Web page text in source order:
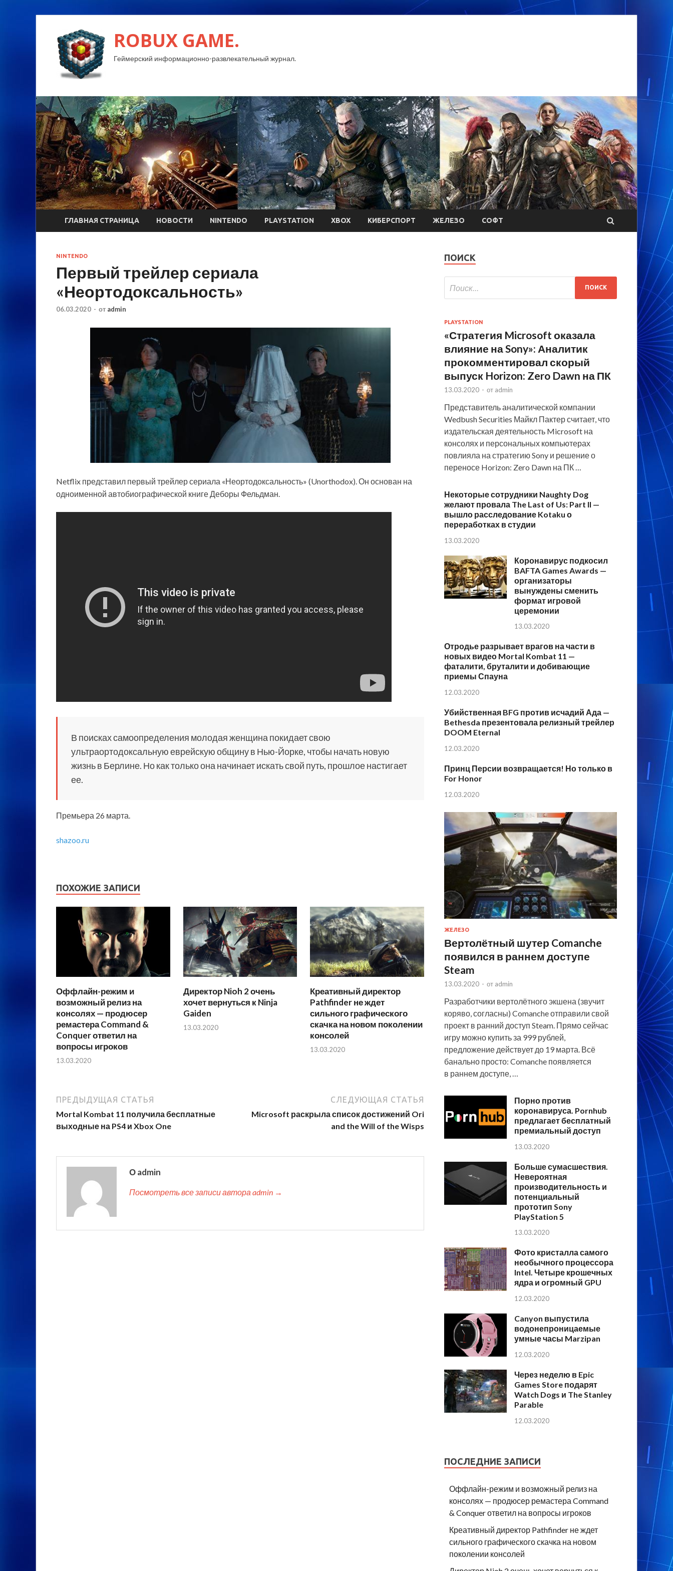
ROBUX GAME.
Геймерский информационно-развлекательный журнал.
ГЛАВНАЯ СТРАНИЦА НОВОСТИ NINTENDO PLAYSTATION XBOX КИБЕРСПОРТ ЖЕЛЕЗО СОФТ
NINTENDO
Первый трейлер сериала
«Неортодоксальность»
06.03.2020 - от admin
Netflix представил первый трейлер сериала «Неортодоксальность» (Unorthodox). Он основан на
одноименной автобиографической книге Деборы Фельдман.
В поисках самоопределения молодая женщина покидает свою
ультраортодоксальную еврейскую общину в Нью-Йорке, чтобы начать новую
жизнь в Берлине. Но как только она начинает искать свой путь, прошлое настигает
ее.
Премьера 26 марта.
shazoo.ru
ПОХОЖИЕ ЗАПИСИ
Оффлайн-режим и
возможный релиз на
консолях — продюсер
ремастера Command &
Conquer ответил на
вопросы игроков
13.03.2020
Директор Nioh 2 очень
хочет вернуться к Ninja
Gaiden
13.03.2020
Креативный директор
Pathfinder не ждет
сильного графического
скачка на новом поколении
консолей
13.03.2020
ПРЕДЫДУЩАЯ СТАТЬЯ
Mortal Kombat 11 получила бесплатные
выходные на PS4 и Xbox One
СЛЕДУЮЩАЯ СТАТЬЯ
Microsoft раскрыла список достижений Ori
and the Will of the Wisps
О admin
Посмотреть все записи автора admin →
ПОИСК
PLAYSTATION
«Стратегия Microsoft оказала
влияние на Sony»: Аналитик
прокомментировал скорый
выпуск Horizon: Zero Dawn на ПК
13.03.2020 - от admin
Представитель аналитической компании
Wedbush Securities Майкл Пактер считает, что
издательская деятельность Microsoft на
консолях и персональных компьютерах
повлияла на стратегию Sony и решение о
переносе Horizon: Zero Dawn на ПК …
Некоторые сотрудники Naughty Dog
желают провала The Last of Us: Part II —
вышло расследование Kotaku о
переработках в студии
13.03.2020
Коронавирус подкосил
BAFTA Games Awards —
организаторы
вынуждены сменить
формат игровой
церемонии
13.03.2020
Отродье разрывает врагов на части в
новых видео Mortal Kombat 11 —
фаталити, бруталити и добивающие
приемы Спауна
12.03.2020
Убийственная BFG против исчадий Ада —
Bethesda презентовала релизный трейлер
DOOM Eternal
12.03.2020
Принц Персии возвращается! Но только в
For Honor
12.03.2020
ЖЕЛЕЗО
Вертолётный шутер Comanche
появился в раннем доступе
Steam
13.03.2020 - от admin
Разработчики вертолётного экшена (звучит
коряво, согласны) Comanche отправили свой
проект в ранний доступ Steam. Прямо сейчас
игру можно купить за 999 рублей,
предложение действует до 19 марта. Всё
банально просто: Comanche появляется
в раннем доступе, …
Порно против
коронавируса. Pornhub
предлагает бесплатный
премиальный доступ
13.03.2020
Больше сумасшествия.
Невероятная
производительность и
потенциальный
прототип Sony
PlayStation 5
13.03.2020
Фото кристалла самого
необычного процессора
Intel. Четыре крошечных
ядра и огромный GPU
12.03.2020
Canyon выпустила
водонепроницаемые
умные часы Marzipan
12.03.2020
Через неделю в Epic
Games Store подарят
Watch Dogs и The Stanley
Parable
12.03.2020
ПОСЛЕДНИЕ ЗАПИСИ
Оффлайн-режим и возможный релиз на
консолях — продюсер ремастера Command
& Conquer ответил на вопросы игроков
Креативный директор Pathfinder не ждет
сильного графического скачка на новом
поколении консолей